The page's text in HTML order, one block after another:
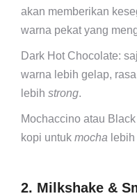
akan memberikan
warna pekat yang
Dark Hot Chocolate:
warna lebih gelap,
lebih strong.
Mochaccino atau
kopi untuk mocha
2. Milkshake &